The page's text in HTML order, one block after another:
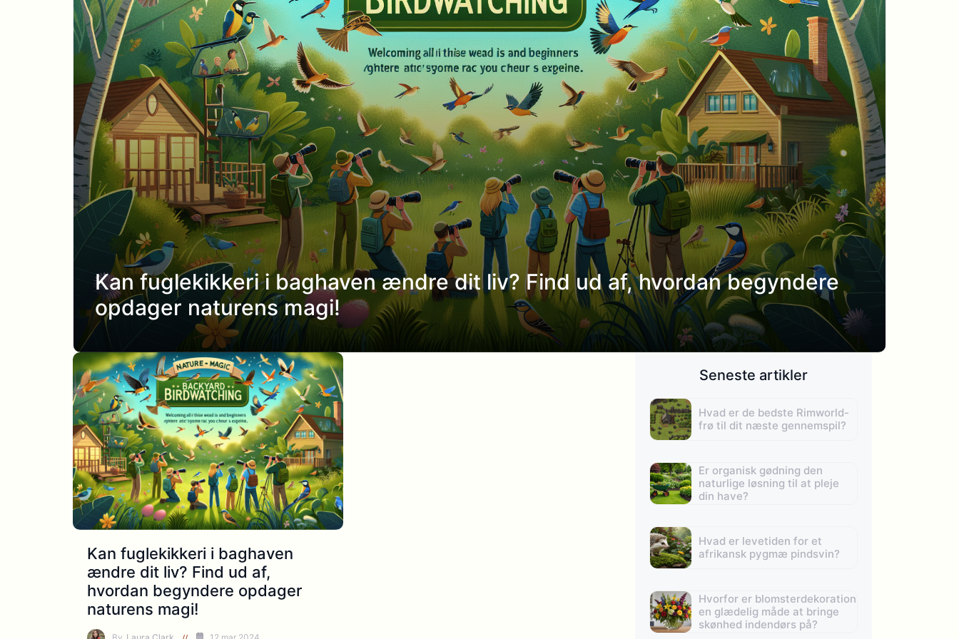
Kan fuglekikkeri i baghaven ændre dit liv? Find ud af, hvordan begyndere
opdager naturens magi!
Kan fuglekikkeri i baghaven
ændre dit liv? Find ud af,
hvordan begyndere opdager
naturens magi!
Seneste artikler
Hvad er de bedste Rimworld-
frø til dit næste gennemspil?
Er organisk gødning den
naturlige løsning til at pleje
din have?
Hvad er levetiden for et
afrikansk pygmæ pindsvin?
Hvorfor er blomsterdekoration
en glædelig måde at bringe
skønhed indendørs på?